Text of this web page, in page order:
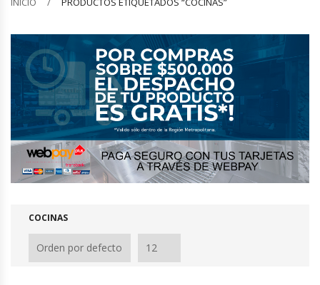
Batidoras
Bolsas De Sellado Al Vacío
Cafeteras
Calentadores De Platos
Campanas Industriales
COCINAS